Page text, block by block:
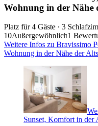
Wohnung in der Nähe
Platz für 4 Gäste · 3
10Außergewöhnlich1
Weitere Infos zu Bravissimo
Wohnung in der Nähe der
Sunset, Komfort in der